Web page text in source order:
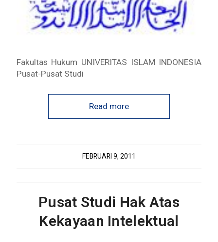
Fakultas Hukum UNIVERITAS ISLAM INDONESIA
Pusat-Pusat Studi
Read more
FEBRUARI 9, 2011
Pusat Studi Hak Atas
Kekayaan Intelektual